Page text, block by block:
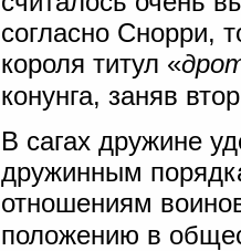
согласно Снорри,
короля титул «
конунга, заняв
В сагах дружине
дружинным
отношениям
положению в